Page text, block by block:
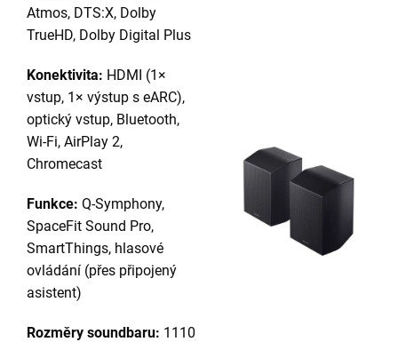
Atmos, DTS:X, Dolby
TrueHD, Dolby Digital Plus
Konektivita: HDMI (1×
vstup, 1× výstup s eARC),
optický vstup, Bluetooth,
Wi-Fi, AirPlay 2,
Chromecast
Funkce: Q-Symphony,
SpaceFit Sound Pro,
SmartThings, hlasové
ovládání (přes připojený
asistent)
Rozměry soundbaru: 1110